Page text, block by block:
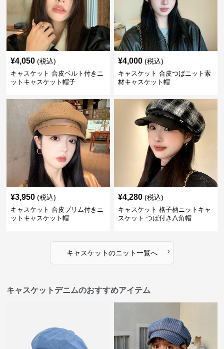
¥4,050 (税込)
キャスケット 合皮ベルト付きニ
ットキャスケット帽子
¥4,000 (税込)
キャスケット 合皮つばニット素
材キャスケット帽
¥3,950 (税込)
キャスケット 合皮ブリム付きニ
ットキャスケット帽
¥4,280 (税込)
キャスケット 格子柄ニットキャ
スケット つば付き八角帽
キャスケットのニット一覧へ ›
キャスケットデニムのおすすめアイテム